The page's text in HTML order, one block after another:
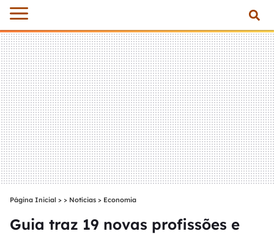
Página Inicial > Notícias > Economia
Guia traz 19 novas profissões e